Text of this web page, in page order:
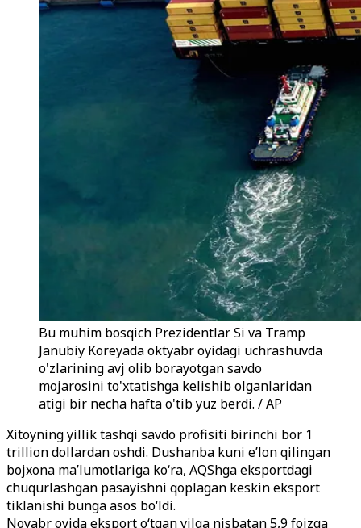
Bu muhim bosqich Prezidentlar Si va Tramp
Janubiy Koreyada oktyabr oyidagi uchrashuvda
o'zlarining avj olib borayotgan savdo
mojarosini to'xtatishga kelishib olganlaridan
atigi bir necha hafta o'tib yuz berdi. / AP
Xitoyning yillik tashqi savdo profisiti birinchi bor 1
trillion dollardan oshdi. Dushanba kuni e’lon qilingan
bojxona ma’lumotlariga ko‘ra, AQShga eksportdagi
chuqurlashgan pasayishni qoplagan keskin eksport
tiklanishi bunga asos bo‘ldi.
Noyabr oyida eksport o‘tgan yilga nisbatan 5,9 foizga